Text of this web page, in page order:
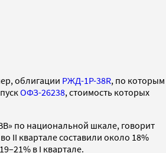
облигации РЖД-1P-38R, по которым
ОФЗ-26238, стоимость которых
по национальной шкале, говорит
II квартале составили около 18%
в I квартале.